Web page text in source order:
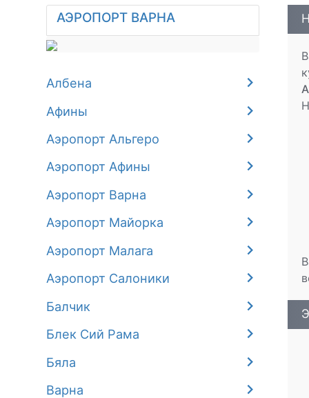
АЭРОПОРТ ВАРНА
Албена
Афины
Аэропорт Альгеро
Аэропорт Афины
Аэропорт Варна
Аэропорт Майорка
Аэропорт Малага
Аэропорт Салоники
Балчик
Блек Сий Рама
Бяла
Варна